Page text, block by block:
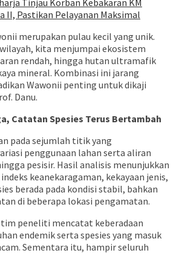
Tinjau Korban Kebakaran KM
II, Pastikan Pelayanan Maksimal
merupakan pulau kecil yang unik.
kita menjumpai ekosistem
rendah, hingga hutan ultramafik
mineral. Kombinasi ini jarang
Wawonii penting untuk dikaji
Danu.
Catatan Spesies Terus Bertambah
pada sejumlah titik yang
penggunaan lahan serta aliran
pesisir. Hasil analisis menunjukkan
keanekaragaman, kekayaan jenis,
berada pada kondisi stabil, bahkan
di beberapa lokasi pengamatan.
peneliti mencatat keberadaan
endemik serta spesies yang masuk
Sementara itu, hampir seluruh